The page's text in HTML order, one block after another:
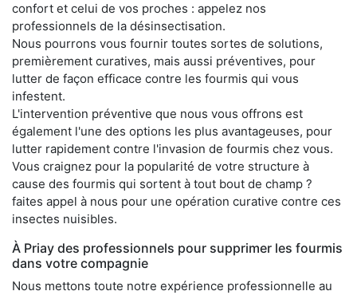
confort et celui de vos proches : appelez nos
professionnels de la désinsectisation.
Nous pourrons vous fournir toutes sortes de solutions,
premièrement curatives, mais aussi préventives, pour
lutter de façon efficace contre les fourmis qui vous
infestent.
L'intervention préventive que nous vous offrons est
également l'une des options les plus avantageuses, pour
lutter rapidement contre l'invasion de fourmis chez vous.
Vous craignez pour la popularité de votre structure à
cause des fourmis qui sortent à tout bout de champ ?
faites appel à nous pour une opération curative contre ces
insectes nuisibles.
À Priay des professionnels pour supprimer les fourmis
dans votre compagnie
Nous mettons toute notre expérience professionnelle au